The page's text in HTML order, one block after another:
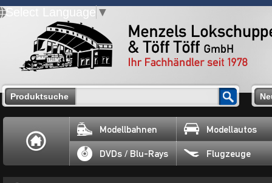
Select Language ▼
Produktsuche
Modellbahnen Modellautos
DVDs / Blu-Rays Flugzeuge